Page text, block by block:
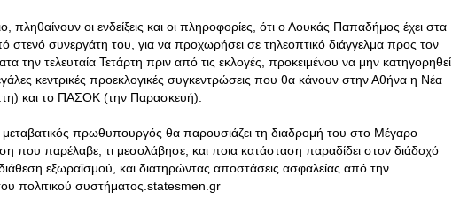
οι ενδείξεις και οι πληροφορίες, ότι ο Λουκάς Παπαδήμος έχει στα
στενό συνεργάτη του, για να προχωρήσει σε τηλεοπτικό διάγγελμα προς τον
την τελευταία Τετάρτη πριν από τις εκλογές, προκειμένου να μην κατηγορηθεί
κεντρικές προεκλογικές συγκεντρώσεις που θα κάνουν στην Αθήνα η Νέα
και το ΠΑΣΟΚ (την Παρασκευή).
μεταβατικός πρωθυπουργός θα παρουσιάζει τη διαδρομή του στο Μέγαρο
που παρέλαβε, τι μεσολάβησε, και ποια κατάσταση παραδίδει στον διάδοχό
εξωραϊσμού, και διατηρώντας αποστάσεις ασφαλείας από την
πολιτικού συστήματος.statesmen.gr